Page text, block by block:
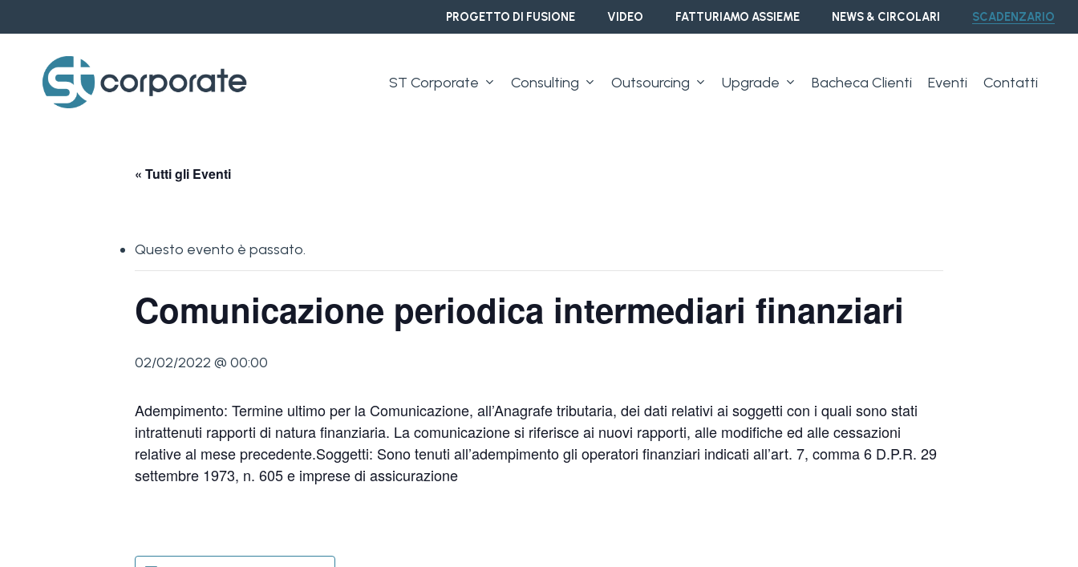
to
content
PROGETTO DI FUSIONE VIDEO FATTURIAMO ASSIEME NEWS & CIRCOLARI SCADENZARIO
ST Corporate Consulting Outsourcing Upgrade Bacheca Clienti Eventi Contatti
« Tutti gli Eventi
Questo evento è passato.
Comunicazione periodica intermediari finanziari
02/02/2022 @ 00:00
Adempimento: Termine ultimo per la Comunicazione, all’Anagrafe tributaria, dei dati relativi ai soggetti con i quali sono stati
intrattenuti rapporti di natura finanziaria. La comunicazione si riferisce ai nuovi rapporti, alle modifiche ed alle cessazioni
relative al mese precedente.Soggetti: Sono tenuti all’adempimento gli operatori finanziari indicati all’art. 7, comma 6 D.P.R. 29
settembre 1973, n. 605 e imprese di assicurazione